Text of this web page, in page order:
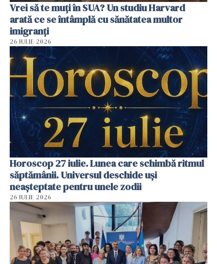
Vrei să te muți în SUA? Un studiu Harvard
arată ce se întâmplă cu sănătatea multor
imigranți
26 IULIE 2026
Horoscop 27 iulie. Lunea care schimbă ritmul
săptămânii. Universul deschide uși
neașteptate pentru unele zodii
26 IULIE 2026